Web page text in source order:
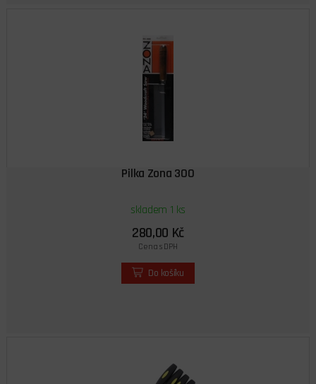
Pilka Zona 300
skladem 1 ks
280,00 Kč
Cena s DPH
Do košíku